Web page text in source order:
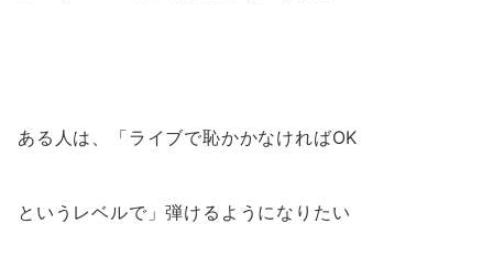
ある人は、「ライブで恥かかなければOK
というレベルで」弾けるようになりたい